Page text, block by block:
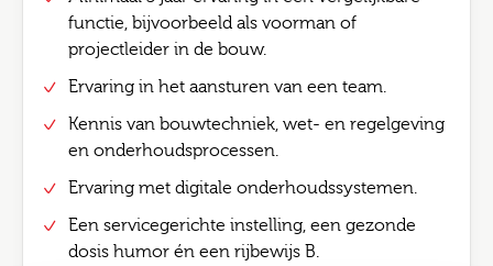
functie, bijvoorbeeld als voorman of
projectleider in de bouw.
Ervaring in het aansturen van een team.
Kennis van bouwtechniek, wet- en regelgeving
en onderhoudsprocessen.
Ervaring met digitale onderhoudssystemen.
Een servicegerichte instelling, een gezonde
dosis humor én een rijbewijs B.